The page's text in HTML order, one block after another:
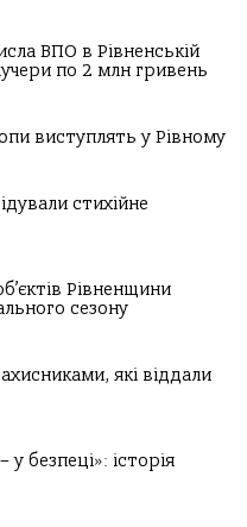
ВПО в Рівненській
по 2 млн гривень
виступлять у Рівному
стихійне
Рівненщини
сезону
які віддали
безпеці»: історія